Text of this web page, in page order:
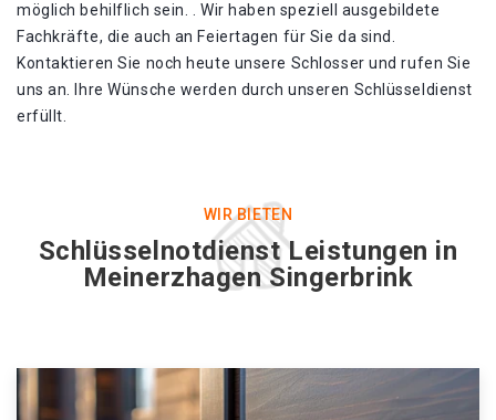
möglich behilflich sein. . Wir haben speziell ausgebildete
Fachkräfte, die auch an Feiertagen für Sie da sind.
Kontaktieren Sie noch heute unsere Schlosser und rufen Sie
uns an. Ihre Wünsche werden durch unseren Schlüsseldienst
erfüllt.
WIR BIETEN
Schlüsselnotdienst Leistungen in
Meinerzhagen Singerbrink